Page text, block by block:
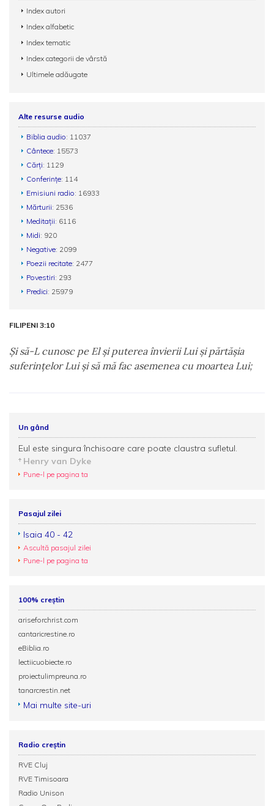
Index autori
Index alfabetic
Index tematic
Index categorii de vârstă
Ultimele adăugate
Alte resurse audio
Biblia audio: 11037
Cântece: 15573
Cărți: 1129
Conferințe: 114
Emisiuni radio: 16933
Mărturii: 2536
Meditații: 6116
Midi: 920
Negative: 2099
Poezii recitate: 2477
Povestiri: 293
Predici: 25979
FILIPENI 3:10
Şi să-L cunosc pe El şi puterea învierii Lui şi părtăşia
suferinţelor Lui şi să mă fac asemenea cu moartea Lui;
Un gând
Eul este singura închisoare care poate claustra sufletul.
Henry van Dyke
Pune-l pe pagina ta
Pasajul zilei
Isaia 40 - 42
Ascultă pasajul zilei
Pune-l pe pagina ta
100% creștin
ariseforchrist.com
cantaricrestine.ro
eBiblia.ro
lectiicuobiecte.ro
proiectulimpreuna.ro
tanarcrestin.net
Mai multe site-uri
Radio creștin
RVE Cluj
RVE Timisoara
Radio Unison